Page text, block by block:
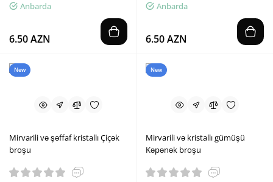
Anbarda
6.50 AZN
Anbarda
6.50 AZN
New
Mirvarili və şəffaf kristallı Çiçək
broşu
New
Mirvarili və kristallı gümüşü
Kəpənək broşu